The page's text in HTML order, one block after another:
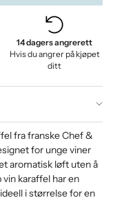
14 dagers angrerett
Hvis du angrer på kjøpet
ditt
fra franske Chef &
for unge viner
aromatisk løft uten å
karaffel har en
i størrelse for en